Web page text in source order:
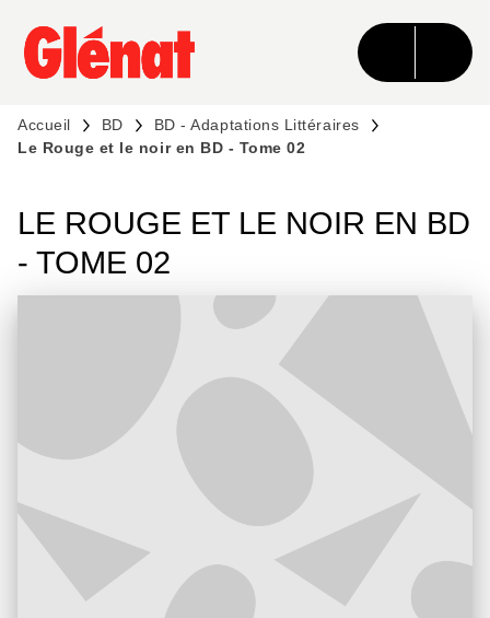
MENU RECHERCHE CONTENU
PIED DE PAGE
Accueil BD
BD - Adaptations Littéraires
Le Rouge et le noir en BD - Tome 02
LE ROUGE ET LE NOIR EN BD
- TOME 02